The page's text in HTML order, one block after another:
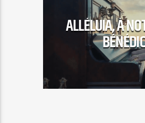
PAULINE BETUEL
SAMUEL OLIVIER
THOMAS POUZIN
ALLÉLUIA, À